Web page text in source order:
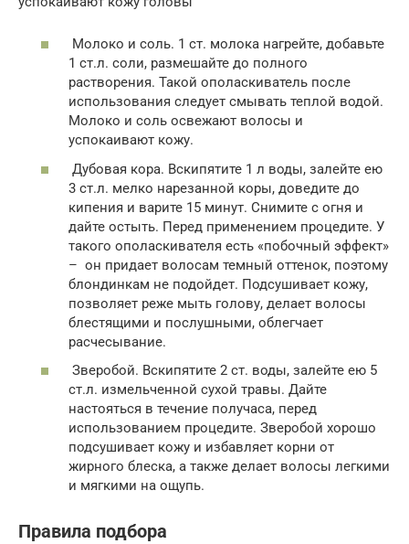
Молоко и соль. 1 ст. молока нагрейте, добавьте
1 ст.л. соли, размешайте до полного
растворения. Такой ополаскиватель после
использования следует смывать теплой водой.
Молоко и соль освежают волосы и
успокаивают кожу.
Дубовая кора. Вскипятите 1 л воды, залейте ею
3 ст.л. мелко нарезанной коры, доведите до
кипения и варите 15 минут. Снимите с огня и
дайте остыть. Перед применением процедите. У
такого ополаскивателя есть «побочный эффект»
– он придает волосам темный оттенок, поэтому
блондинкам не подойдет. Подсушивает кожу,
позволяет реже мыть голову, делает волосы
блестящими и послушными, облегчает
расчесывание.
Зверобой. Вскипятите 2 ст. воды, залейте ею 5
ст.л. измельченной сухой травы. Дайте
настояться в течение получаса, перед
использованием процедите. Зверобой хорошо
подсушивает кожу и избавляет корни от
жирного блеска, а также делает волосы легкими
и мягкими на ощупь.
Правила подбора